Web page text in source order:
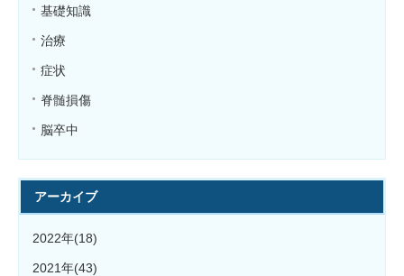
基礎知識
治療
症状
脊髄損傷
脳卒中
アーカイブ
2022年(18)
2021年(43)